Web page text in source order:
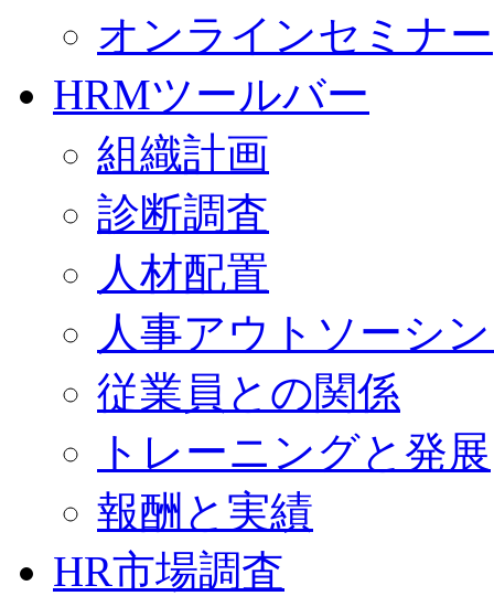
オンラインセミナー
HRMツールバー
組織計画
診断調査
人材配置
人事アウトソーシ
従業員との関係
トレーニングと発展
報酬と実績
HR市場調査